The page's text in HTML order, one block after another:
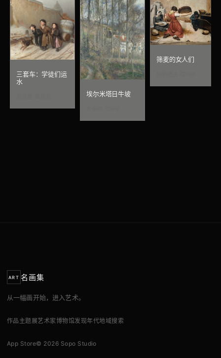
三套车：学徒们运
水
埃尔米塔日牛坡
筛麦的女人们
ART 名画集
从一幅画开始，进入艺术。
作品 主题展艺术家博物馆发现年代地域搜索
App Store© 2026 Sopo Studio